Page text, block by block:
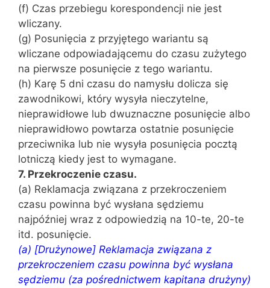
(f) Czas przebiegu korespondencji nie jest
wliczany.
(g) Posunięcia z przyjętego wariantu są
wliczane odpowiadającemu do czasu zużytego
na pierwsze posunięcie z tego wariantu.
(h) Karę 5 dni czasu do namysłu dolicza się
zawodnikowi, który wysyła nieczytelne,
nieprawidłowe lub dwuznaczne posunięcie albo
nieprawidłowo powtarza ostatnie posunięcie
przeciwnika lub nie wysyła posunięcia pocztą
lotniczą kiedy jest to wymagane.
7. Przekroczenie czasu.
(a) Reklamacja związana z przekroczeniem
czasu powinna być wysłana sędziemu
najpóźniej wraz z odpowiedzią na 10-te, 20-te
itd. posunięcie.
(a) [Drużynowe] Reklamacja związana z
przekroczeniem czasu powinna być wysłana
sędziemu (za pośrednictwem kapitana drużyny)